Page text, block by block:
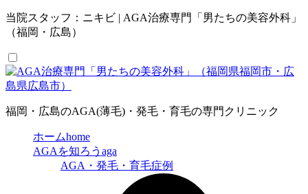
当院スタッフ：ニキビ | AGA治療専門「男たちの美容外科」
（福岡・広島）
福岡・広島のAGA(薄毛)・発毛・育毛の専門クリニック
ホームhome
AGAを知ろう aga
AGA・発毛・育毛症例